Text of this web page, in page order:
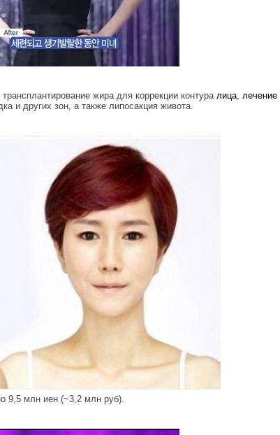
трансплантирование жира для коррекции контура лица лечение
и других зон, а также липосакция живота.
9,5 млн иен (~3,2 млн руб).